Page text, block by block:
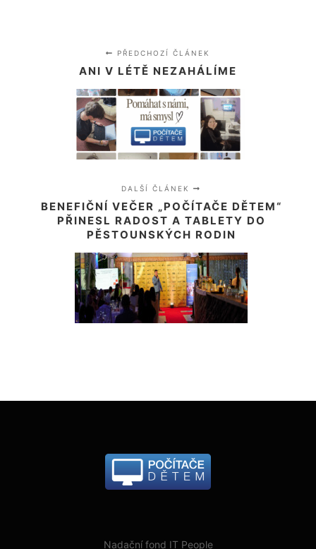
PŘEDCHOZÍ ČLÁNEK
ANI V LÉTĚ NEZAHÁLÍME
DALŠÍ ČLÁNEK
BENEFIČNÍ VEČER „POČÍTAČE DĚTEM“
PŘINESL RADOST A TABLETY DO
PĚSTOUNSKÝCH RODIN
Nadační fond IT People